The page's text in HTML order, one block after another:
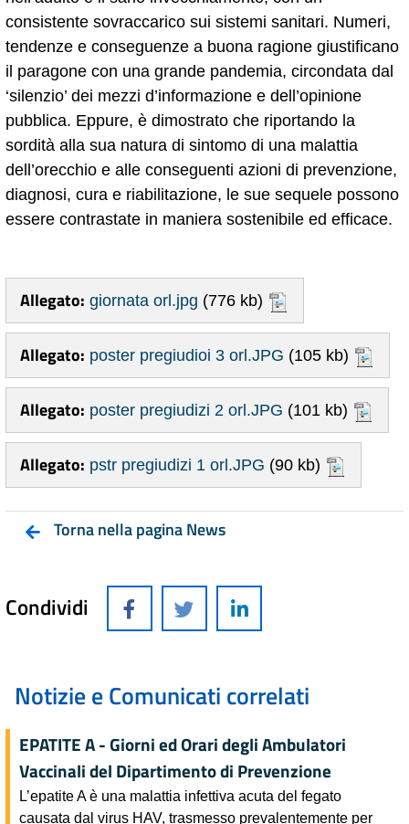
consistente sovraccarico sui sistemi sanitari. Numeri,
tendenze e conseguenze a buona ragione giustificano
il paragone con una grande pandemia, circondata dal
‘silenzio’ dei mezzi d’informazione e dell’opinione
pubblica. Eppure, è dimostrato che riportando la
sordità alla sua natura di sintomo di una malattia
dell’orecchio e alle conseguenti azioni di prevenzione,
diagnosi, cura e riabilitazione, le sue sequele possono
essere contrastate in maniera sostenibile ed efficace.
Allegato: giornata orl.jpg (776 kb)
Allegato: poster pregiudioi 3 orl.JPG (105 kb)
Allegato: poster pregiudizi 2 orl.JPG (101 kb)
Allegato: pstr pregiudizi 1 orl.JPG (90 kb)
Torna nella pagina News
Condividi
Notizie e Comunicati correlati
EPATITE A - Giorni ed Orari degli Ambulatori
Vaccinali del Dipartimento di Prevenzione
L’epatite A è una malattia infettiva acuta del fegato
causata dal virus HAV, trasmesso prevalentemente per